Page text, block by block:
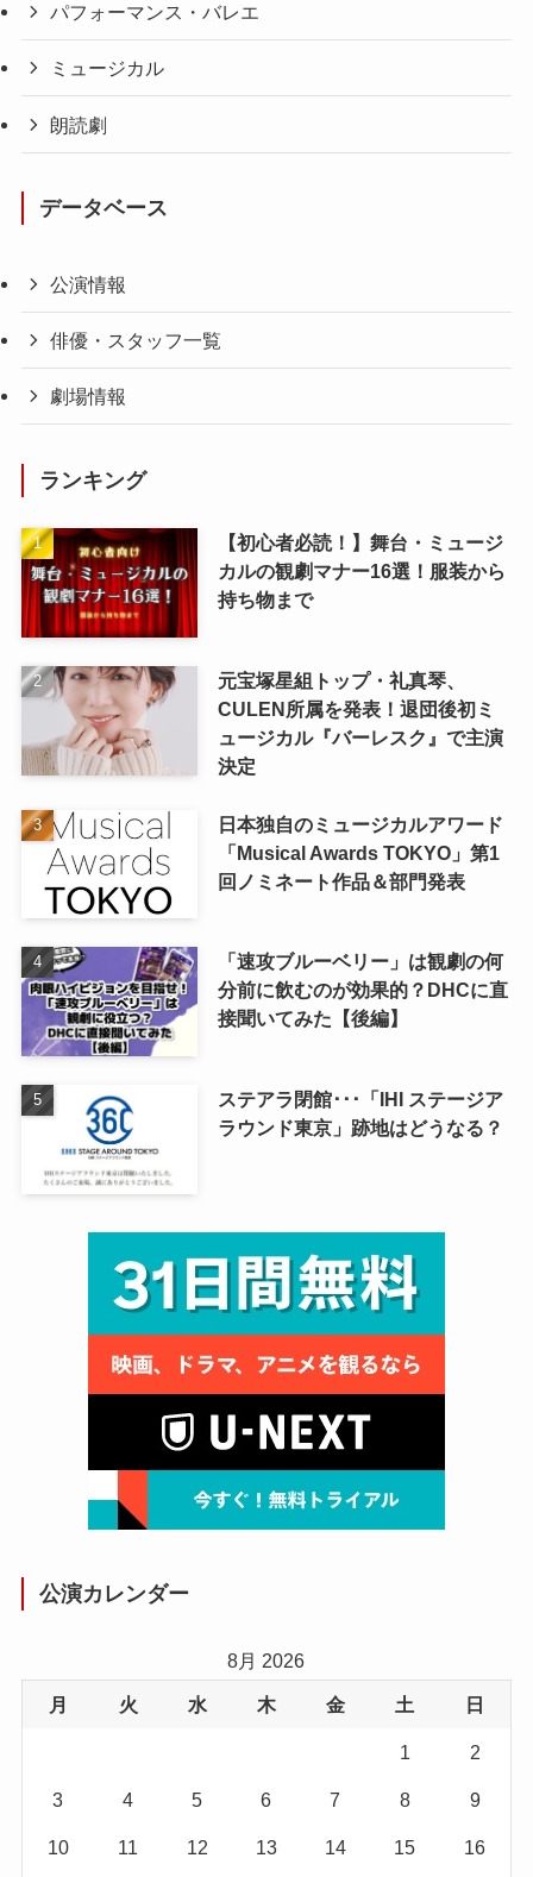
パフォーマンス・バレエ
ミュージカル
朗読劇
データベース
公演情報
俳優・スタッフ一覧
劇場情報
ランキング
【初心者必読！】舞台・ミュージ
カルの観劇マナー16選！服装から
持ち物まで
元宝塚星組トップ・礼真琴、
CULEN所属を発表！退団後初ミ
ュージカル『バーレスク』で主演
決定
日本独自のミュージカルアワード
「Musical Awards TOKYO」第1
回ノミネート作品＆部門発表
「速攻ブルーベリー」は観劇の何
分前に飲むのが効果的？DHCに直
接聞いてみた【後編】
ステアラ閉館･･･「IHI ステージア
ラウンド東京」跡地はどうなる？
公演カレンダー
8月 2026
月 火 水 木 金 土 日
1 2
3 4 5 6 7 8 9
10 11 12 13 14 15 16